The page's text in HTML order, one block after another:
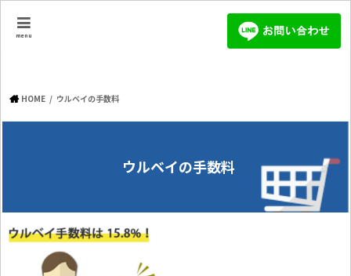
menu
HOME ウルベイの手数料
ウルベイの手数料